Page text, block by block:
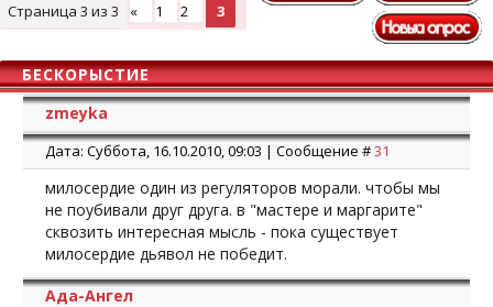
Страница 3 из 3 « 1 2 3
БЕСКОРЫСТИЕ
zmeyka
Дата: Суббота, 16.10.2010, 09:03 | Сообщение #31
милосердие один из регуляторов морали. чтобы мы
не поубивали друг друга. в "мастере и маргарите"
сквозить интересная мысль - пока существует
милосердие дьявол не победит.
Ада-Ангел